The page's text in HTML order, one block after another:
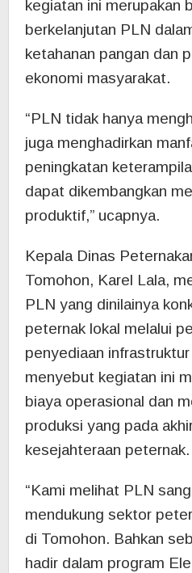
kegiatan ini merupakan
berkelanjutan PLN
ketahanan pangan dan
ekonomi masyarakat.
“PLN tidak hanya
juga menghadirkan
peningkatan
dapat dikembangkan
produktif,” ucapnya.
Kepala Dinas
Tomohon, Karel Lala,
PLN yang dinilainya
peternak lokal melalui
penyediaan
menyebut kegiatan ini
biaya operasional dan
produksi yang pada
kesejahteraan peternak.
“Kami melihat PLN
mendukung sektor
di Tomohon. Bahkan
hadir dalam program